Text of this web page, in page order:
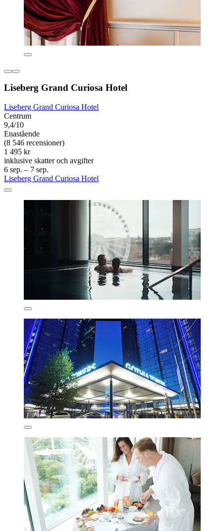
Liseberg Grand Curiosa Hotel
Liseberg Grand Curiosa Hotel
Centrum
9,4/10
Enastående
(8 546 recensioner)
1 495 kr
inklusive skatter och avgifter
6 sep. – 7 sep.
Liseberg Grand Curiosa Hotel